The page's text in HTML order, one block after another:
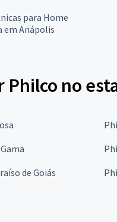
para Home
em Anápolis
no
de Goiás